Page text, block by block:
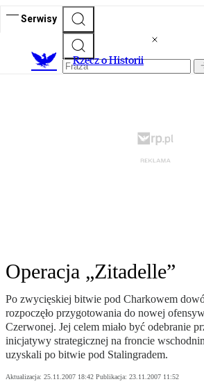
Serwisy
Rzecz o Historii
Operacja „Zitadelle”
Po zwycięskiej bitwie pod Charkowem
rozpoczęło przygotowania do nowej
Czerwonej. Jej celem miało być odebranie
inicjatywy strategicznej na froncie
uzyskali po bitwie pod Stalingradem.
Aktualizacja: 25.11.2007 18:42 Publikacja: 23.11.2007 11:52